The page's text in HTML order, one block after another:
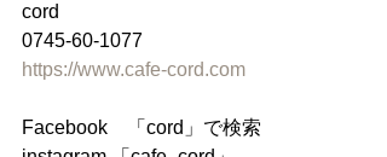
cord
0745-60-1077
https://www.cafe-cord.com
Facebook　「cord」で検索